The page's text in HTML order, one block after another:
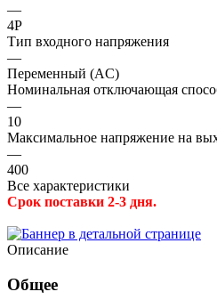
—
4P
Тип входного напряжения
—
Переменный (AC)
Номинальная отключающая
—
10
Максимальное напряжение на
—
400
Все характеристики
Срок поставки 2-3 дня.
Описание
Общее